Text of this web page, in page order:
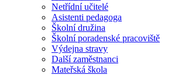
Netřídní učitelé
Asistenti pedagoga
Školní družina
Školní poradenské pracoviště
Výdejna stravy
Další zaměstnanci
Mateřská škola